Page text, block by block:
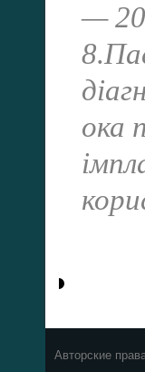
—
ока
Авторские